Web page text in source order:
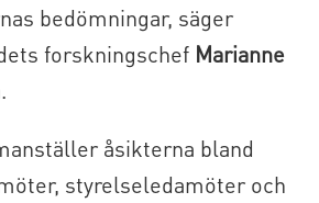
bedömningar, säger
forskningschefMarianne
.
åsikterna bland
styrelseledamöter och